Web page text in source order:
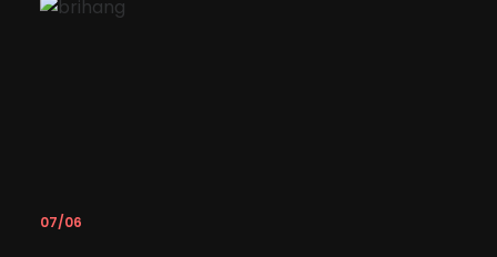
07/06